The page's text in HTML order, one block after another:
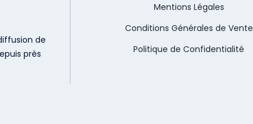
de
près
Mentions Légales
Conditions Générales de Vente
Politique de Confidentialité